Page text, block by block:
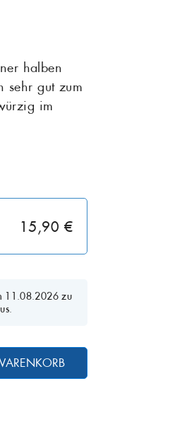
Scholle
Steinbutt
halben
sehr gut zum
im
15,90 €
11.08.2026 zu